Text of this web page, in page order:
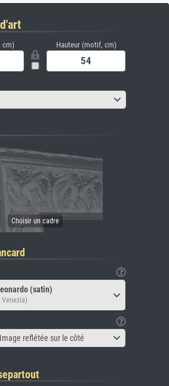
cm) Hauteur (motif, cm)
(satin)
Venezia)
reflétée sur le côté